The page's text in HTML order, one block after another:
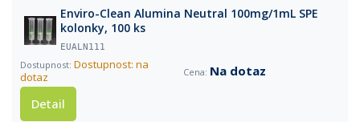
Enviro-Clean Alumina Neutral 100mg/1mL SPE
kolonky, 100 ks
EUALN111
Dostupnost: na
dotaz
Na dotaz
Detail